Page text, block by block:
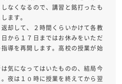
なくなるので、講習と銘打ったも
ます。
却して、２時間くらいかけて各教
から１７日まではお休みをいただ
導を再開します。高校の授業が始
気になってはいたものの、結局今
夜は１０時に授業を終えてから翌